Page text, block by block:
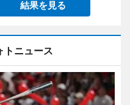
結果を見る
トニュース